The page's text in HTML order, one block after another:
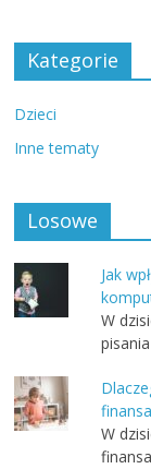
Kategorie
Dzieci
Inne tematy
Losowe
Jak
W
W